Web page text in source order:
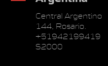
Central Argentino
144, Rosario.
+51942199419
S2000